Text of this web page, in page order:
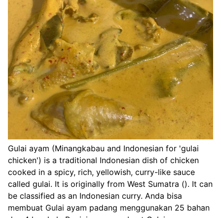
Gulai ayam (Minangkabau and Indonesian for 'gulai
chicken') is a traditional Indonesian dish of chicken
cooked in a spicy, rich, yellowish, curry-like sauce
called gulai. It is originally from West Sumatra (). It can
be classified as an Indonesian curry. Anda bisa
membuat Gulai ayam padang menggunakan 25 bahan